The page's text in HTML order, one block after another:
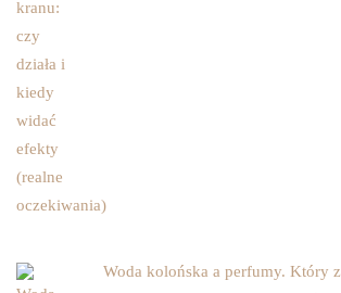
Woda kolońska a perfumy. Który